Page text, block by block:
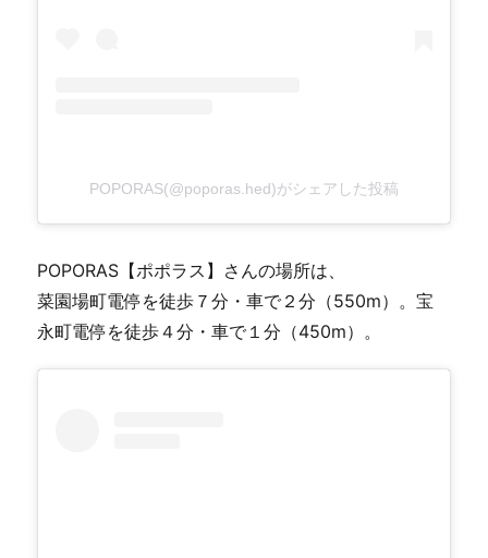
POPORAS(@poporas.hed)がシェアした投稿
POPORAS【ポポラス】さんの場所は、
菜園場町電停を徒歩７分・車で２分（550m）。宝
永町電停を徒歩４分・車で１分（450m）。